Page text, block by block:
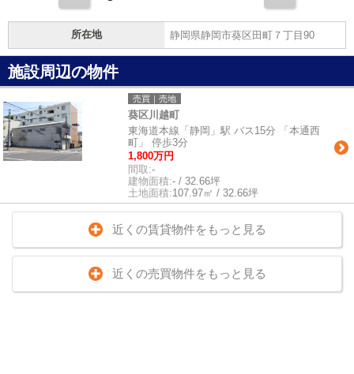
所在地 静岡県静岡市葵区田町７丁目90
施設周辺の物件
売買｜売地
葵区川越町
東海道本線「静岡」駅 バス15分 「本通西
町」 停歩3分
1,800万円
間取:-
建物面積:- / 32.66坪
土地面積:107.97㎡ / 32.66坪
近くの賃貸物件をもっと見る
近くの売買物件をもっと見る